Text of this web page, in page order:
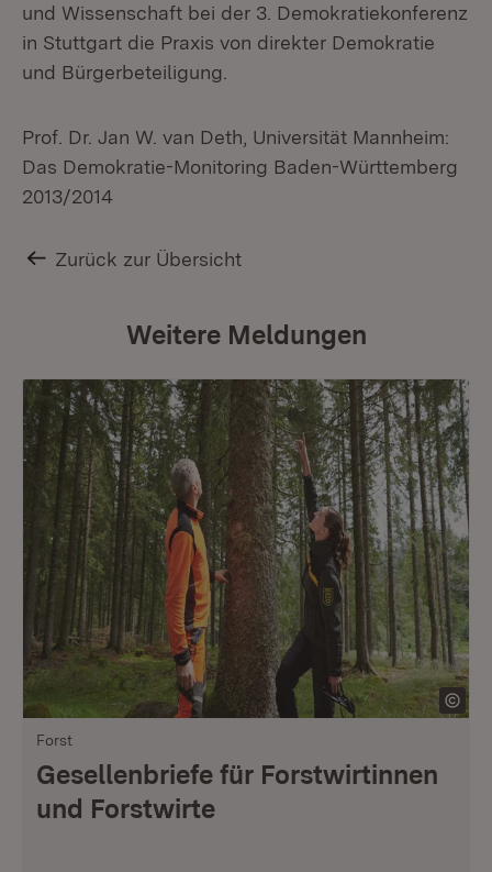
und Wissenschaft bei der 3. Demokratiekonferenz
in Stuttgart die Praxis von direkter Demokratie
und Bürgerbeteiligung.
Prof. Dr. Jan W. van Deth, Universität Mannheim:
Das Demokratie-Monitoring Baden-Württemberg
2013/2014
Zurück zur Übersicht
Weitere Meldungen
Forst
Gesellenbriefe für Forstwirtinnen
und Forstwirte